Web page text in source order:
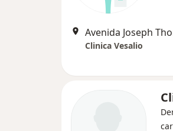
Clinica Vesalio